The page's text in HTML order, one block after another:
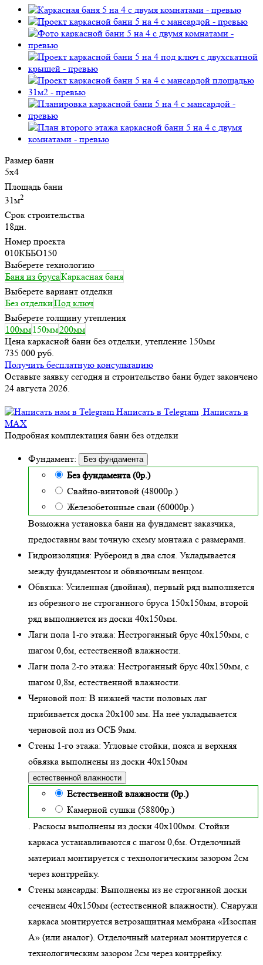
Размер бани
5х4
Площадь бани
31м2
Срок строительства
18дн.
Номер проекта
010КББО150
Выберете технологию
Баня из брусаКаркасная баня
Выберете вариант отделки
Без отделкиПод ключ
Выберете толщину утепления
100мм 150мм200мм
Цена каркасной бани без отделки, утепление 150мм
735 000 руб.
Получить бесплатную консультацию
Оставьте заявку сегодня и строительство бани будет закончено
24 августа 2026.
Написать в Telegram Написать в
MAX
Подробная комплектация бани без отделки
Фундамент: Без фундамента
Без фундамента (0р.)
Свайно-винтовой (48000р.)
Железобетонные сваи (60000р.)
Возможна установка бани на фундамент заказчика,
предоставим вам точную схему монтажа с размерами.
Гидроизоляция: Рубероид в два слоя. Укладывается
между фундаментом и обвязочным венцом.
Обвязка: Усиленная (двойная), первый ряд выполняется
из обрезного не строганного бруса 150х150мм, второй
ряд выполняется из доски 40х150мм.
Лаги пола 1-го этажа: Нестроганный брус 40х150мм, с
шагом 0,6м, естественной влажности.
Лаги пола 2-го этажа: Нестроганный брус 40х150мм, с
шагом 0,8м, естественной влажности.
Черновой пол: В нижней части половых лаг
прибивается доска 20х100 мм. На неё укладывается
черновой пол из ОСБ 9мм.
Стены 1-го этажа: Угловые стойки, пояса и верхняя
обвязка выполнены из доски 40х150мм
естественной влажности
Естественной влажности (0р.)
Камерной сушки (58800р.)
. Раскосы выполнены из доски 40х100мм. Стойки
каркаса устанавливаются с шагом 0,6м. Отделочный
материал монтируется с технологическим зазором 2см
через контррейку.
Стены мансарды: Выполнены из не строганной доски
сечением 40х150мм (естественной влажности). Снаружи
каркаса монтируется ветрозащитная мембрана «Изоспан
А» (или аналог). Отделочный материал монтируется с
технологическим зазором 2см через контррейку.